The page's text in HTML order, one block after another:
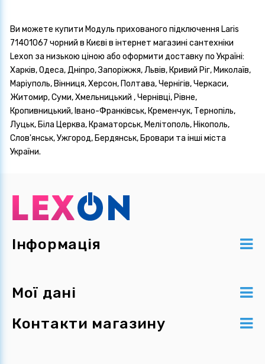
Ви можете купити Модуль прихованого підключення Laris
71401067 чорний в Києві в інтернет магазині сантехніки
Lexon за низькою ціною або оформити доставку по Україні:
Харків, Одеса, Дніпро, Запоріжжя, Львів, Кривий Ріг, Миколаїв,
Маріуполь, Вінниця, Херсон, Полтава, Чернігів, Черкаси,
Житомир, Суми, Хмельницький , Чернівці, Рівне,
Кропивницький, Івано-Франківськ, Кременчук, Тернопіль,
Луцьк, Біла Церква, Краматорськ, Мелітополь, Нікополь,
Слов'янськ, Ужгород, Бердянськ, Бровари та інші міста
України.
Інформація
Мої дані
Контакти магазину